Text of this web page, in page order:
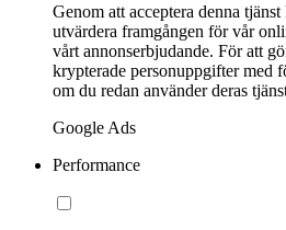
Genom att acceptera denna
utvärdera framgången för vår
vårt annonserbjudande. För att
krypterade personuppgifter med
om du redan använder deras
Google Ads
Performance